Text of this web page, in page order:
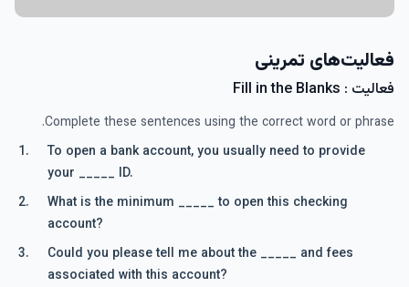
فعالیت‌های تمرینی
فعالیت : Fill in the Blanks
Complete these sentences using the correct word or phrase.
To open a bank account, you usually need to provide
your _____ ID.
What is the minimum _____ to open this checking
account?
Could you please tell me about the _____ and fees
associated with this account?